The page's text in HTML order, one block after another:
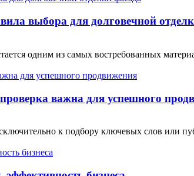
выбора для долговечной
одним из самых востребованных
важна для успешного
к подбору ключевых слов или